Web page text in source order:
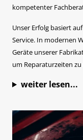
kompetenter
Unser Erfolg basiert
Service. In modernen
Geräte unserer
um Reparaturzeiten
weiter lesen...